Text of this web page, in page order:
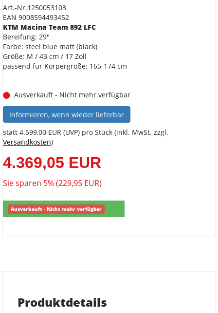
Art.-Nr.1250053103
EAN 9008594493452
KTM Macina Team 892 LFC
Bereifung: 29"
Farbe: steel blue matt (black)
Größe: M / 43 cm / 17 Zoll
passend für Körpergröße: 165-174 cm
Ausverkauft - Nicht mehr verfügbar
Informieren, wenn wieder lieferbar
statt 4.599,00 EUR (UVP) pro Stück (inkl. MwSt. zzgl.
Versandkosten)
4.369,05 EUR
Sie sparen 5% (229,95 EUR)
Ausverkauft - Nicht mehr verfügbar
Produktdetails